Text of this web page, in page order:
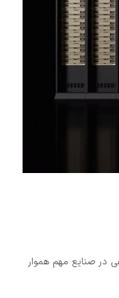
در صنایع مهم هموار